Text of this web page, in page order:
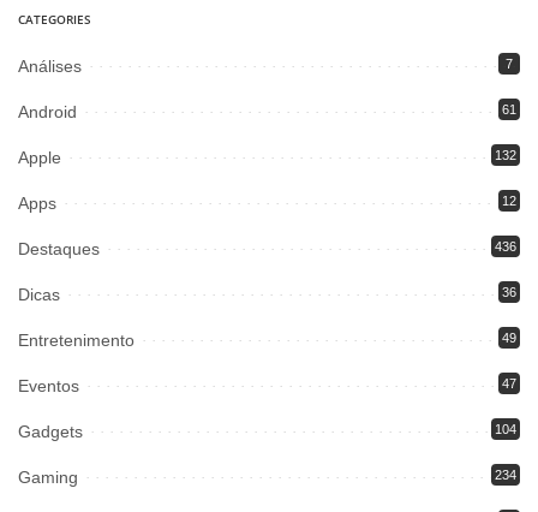
CATEGORIES
Análises 7
Android 61
Apple 132
Apps 12
Destaques 436
Dicas 36
Entretenimento 49
Eventos 47
Gadgets 104
Gaming 234